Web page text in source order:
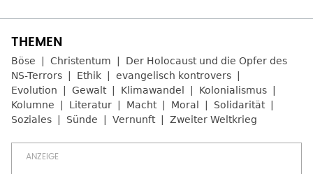
Böse Christentum
Der Holocaust und die Opfer des
NS-Terrors
Ethik
evangelisch kontrovers
Evolution
Gewalt Klimawandel
Kolonialismus
Kolumne
Literatur Macht Moral
Solidarität
Soziales
Sünde Vernunft Zweiter Weltkrieg